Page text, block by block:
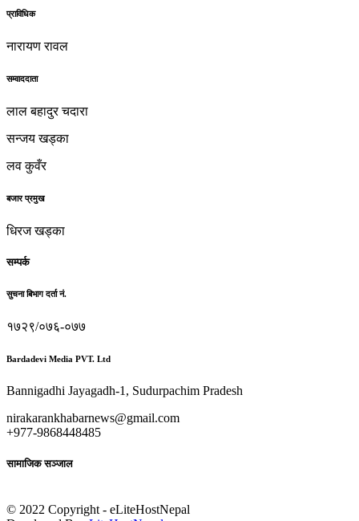
प्राविधिक
नारायण रावल
सम्वाददाता
लाल बहादुर चदारा
सन्जय खड्का
लव कुवँर
बजार प्रमुख
धिरज खड्का
सम्पर्क
सुचना बिभाग दर्ता नं.
१७२९/०७६-०७७
Bardadevi Media PVT. Ltd
Bannigadhi Jayagadh-1, Sudurpachim Pradesh
nirakarankhabarnews@gmail.com
+977-9868448485
सामाजिक सञ्जाल
© 2022 Copyright - eLiteHostNepal